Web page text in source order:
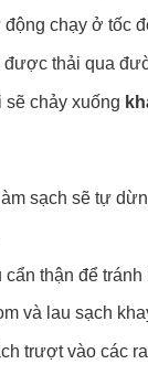
động chạy ở tốc
thải qua
sẽ chảy xuống
sạch sẽ tự
thận để tránh
và lau sạch
trượt vào các